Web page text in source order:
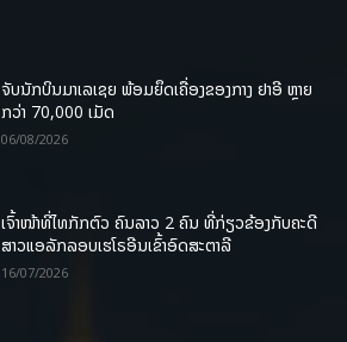
ຈັບນັກບິນມາເລເຊຍ ພ້ອມຍຶດເຄື່ອງຂອງກາງ ຢາອີ ຫຼາຍ
ກວ່າ 70,000 ເມັດ
06/08/2026
ເຈົ້າໜ້າທີ່ໄທກັກຕົວ ຄົນລາວ 2 ຄົນ ທີ່ກ່ຽວຂ້ອງກັບຄະດີ
ສາວແອລັກລອບເຮໂຣອີນເຂົ້າອົດສະຕາລີ
16/07/2026